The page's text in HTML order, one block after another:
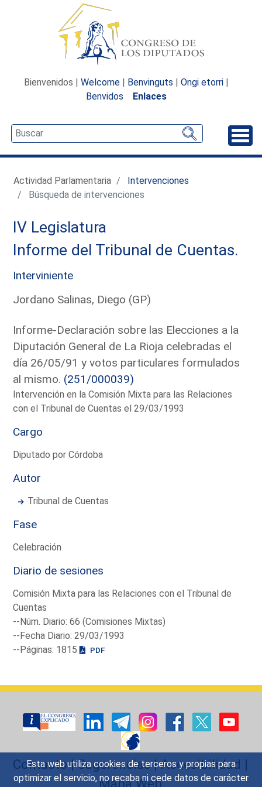
Esta web utiliza cookies de terceros y propias para
optimizar el servicio, no recaba ni cede datos de carácter
Bienvenidos | Welcome | Benvinguts | Ongi etorri |
Benvidos
Enlaces
Actividad Parlamentaria
Intervenciones
Búsqueda de intervenciones
IV Legislatura
Informe del Tribunal de Cuentas.
Interviniente
Jordano Salinas, Diego (GP)
Informe-Declaración sobre las Elecciones a la
Diputación General de La Rioja celebradas el
día 26/05/91 y votos particulares formulados
al mismo. (251/000039)
Intervención en la Comisión Mixta para las Relaciones
con el Tribunal de Cuentas el 29/03/1993
Cargo
Diputado por Córdoba
Autor
Tribunal de Cuentas
Fase
Celebración
Diario de sesiones
Comisión Mixta para las Relaciones con el Tribunal de
Cuentas
--Núm. Diario: 66 (Comisiones Mixtas)
--Fecha Diario: 29/03/1993
--Páginas: 1815
PDF
Contacto|Sugerencias|Accesibilidad |
Mapa Web